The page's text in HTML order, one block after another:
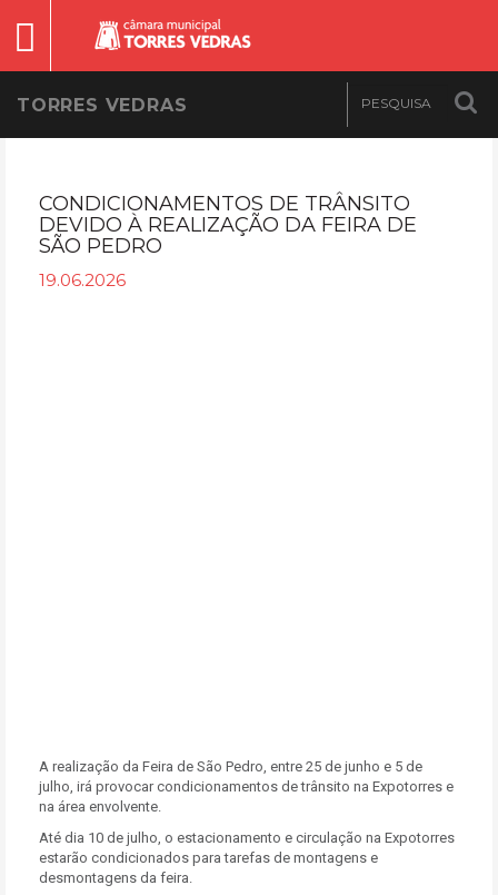
TORRES VEDRAS
CONDICIONAMENTOS DE TRÂNSITO
DEVIDO À REALIZAÇÃO DA FEIRA DE
SÃO PEDRO
19.06.2026
A realização da Feira de São Pedro, entre 25 de junho e 5 de
julho, irá provocar condicionamentos de trânsito na Expotorres e
na área envolvente.
Até dia 10 de julho, o estacionamento e circulação na Expotorres
estarão condicionados para tarefas de montagens e
desmontagens da feira.